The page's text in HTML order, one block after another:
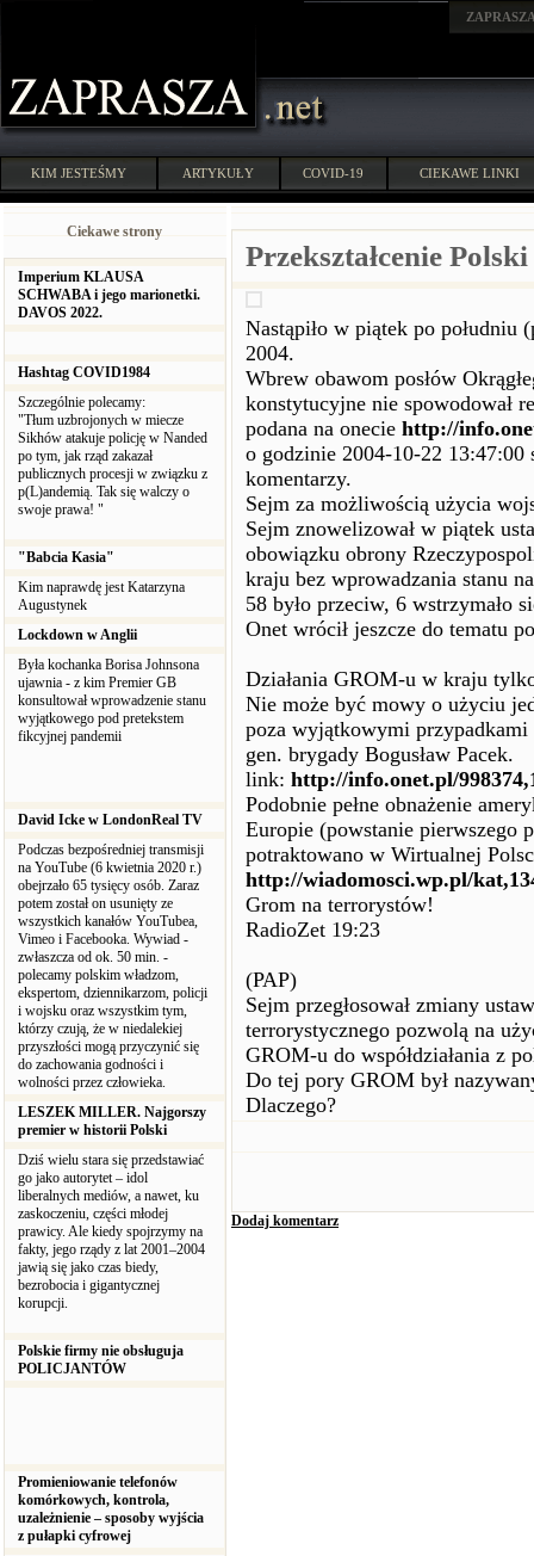
KIM JESTEŚMY ARTYKUŁY COVID-19 CIEKAWE LINKI
Ciekawe strony
Imperium KLAUSA
SCHWABA i jego marionetki.
DAVOS 2022.
Hashtag COVID1984
Szczególnie polecamy:
"Tłum uzbrojonych w miecze
Sikhów atakuje policję w Nanded
po tym, jak rząd zakazał
publicznych procesji w związku z
p(L)andemią. Tak się walczy o
swoje prawa! "
"Babcia Kasia"
Kim naprawdę jest Katarzyna
Augustynek
Lockdown w Anglii
Była kochanka Borisa Johnsona
ujawnia - z kim Premier GB
konsultował wprowadzenie stanu
wyjątkowego pod pretekstem
fikcyjnej pandemii
David Icke w LondonReal TV
Podczas bezpośredniej transmisji
na YouTube (6 kwietnia 2020 r.)
obejrzało 65 tysięcy osób. Zaraz
potem został on usunięty ze
wszystkich kanałów YouTubea,
Vimeo i Facebooka. Wywiad -
zwłaszcza od ok. 50 min. -
polecamy polskim władzom,
ekspertom, dziennikarzom, policji
i wojsku oraz wszystkim tym,
którzy czują, że w niedalekiej
przyszłości mogą przyczynić się
do zachowania godności i
wolności przez człowieka.
LESZEK MILLER. Najgorszy
premier w historii Polski
Dziś wielu stara się przedstawiać
go jako autorytet – idol
liberalnych mediów, a nawet, ku
zaskoczeniu, części młodej
prawicy. Ale kiedy spojrzymy na
fakty, jego rządy z lat 2001–2004
jawią się jako czas biedy,
bezrobocia i gigantycznej
korupcji.
Polskie firmy nie obsługuja
POLICJANTÓW
Promieniowanie telefonów
komórkowych, kontrola,
uzależnienie – sposoby wyjścia
z pułapki cyfrowej
Przekształcenie
Nastąpiło w piątek po południu
2004.
Wbrew obawom posłów
konstytucyjne nie spowodował
podana na onecie http://
o godzinie 2004-10-22 13:47:00
komentarzy.
Sejm za możliwością użycia
Sejm znowelizował w piątek
obowiązku obrony
kraju bez wprowadzania stanu
58 było przeciw, 6 wstrzymało
Onet wrócił jeszcze do tematu
Działania GROM-u w kraju
Nie może być mowy o użyciu
poza wyjątkowymi
gen. brygady Bogusław Pacek.
link: http://info.onet.pl/
Podobnie pełne obnażenie
Europie (powstanie pierwszego
potraktowano w Wirtualnej
http://wiadomosci.wp.pl/
Grom na terrorystów!
RadioZet 19:23
(PAP)
Sejm przegłosował zmiany
terrorystycznego pozwolą na
GROM-u do współdziałania z
Do tej pory GROM był
Dlaczego?
Dodaj komentarz